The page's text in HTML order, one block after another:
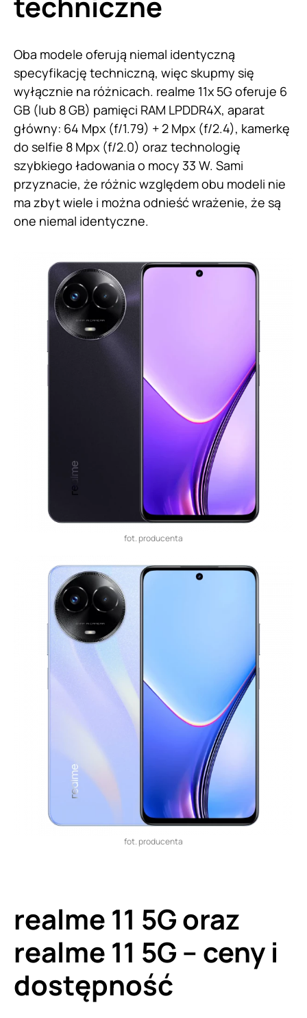
Oba modele oferują niemal identyczną
specyfikację techniczną, więc skupmy się
wyłącznie na różnicach. realme 11x 5G oferuje 6
GB (lub 8 GB) pamięci RAM LPDDR4X, aparat
główny: 64 Mpx (f/1.79) + 2 Mpx (f/2.4), kamerkę
do selfie 8 Mpx (f/2.0) oraz technologię
szybkiego ładowania o mocy 33 W. Sami
przyznacie, że różnic względem obu modeli nie
ma zbyt wiele i można odnieść wrażenie, że są
one niemal identyczne.
fot. producenta
fot. producenta
realme 11 5G oraz
realme 11 5G – ceny i
dostępność